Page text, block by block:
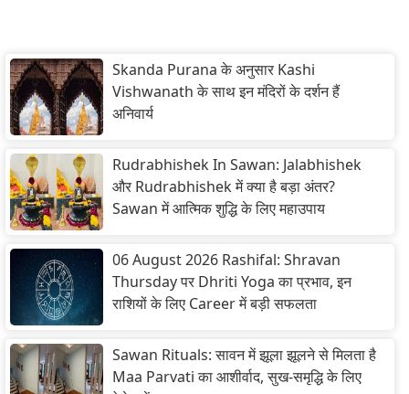
Skanda Purana के अनुसार Kashi
Vishwanath के साथ इन मंदिरों के दर्शन हैं
अनिवार्य
Rudrabhishek In Sawan: Jalabhishek
और Rudrabhishek में क्या है बड़ा अंतर?
Sawan में आत्मिक शुद्धि के लिए महाउपाय
06 August 2026 Rashifal: Shravan
Thursday पर Dhriti Yoga का प्रभाव, इन
राशियों के लिए Career में बड़ी सफलता
Sawan Rituals: सावन में झूला झूलने से मिलता है
Maa Parvati का आशीर्वाद, सुख-समृद्धि के लिए